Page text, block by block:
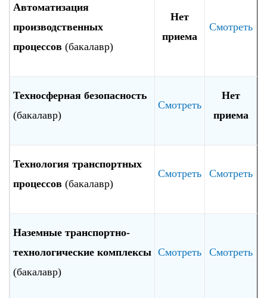
Автоматизация
производственных
процессов (бакалавр)
Нет
приема
Смотреть
Техносферная безопасность
(бакалавр)
Смотреть
Нет
приема
Технология транспортных
процессов (бакалавр)
Смотреть Смотреть
Наземные транспортно-
технологические комплексы
(бакалавр)
Смотреть Смотреть